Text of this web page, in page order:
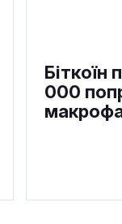
Біткоїн
000